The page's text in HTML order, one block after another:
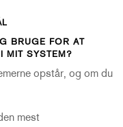
BRUGE FOR AT
MIT SYSTEM?
opstår, og om du
mest